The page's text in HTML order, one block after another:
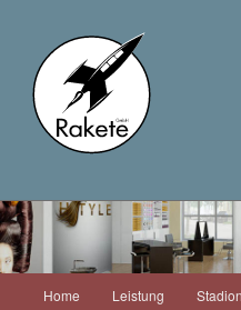
Zum
Home Leistung Stadion